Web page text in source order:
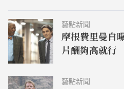
藝點新聞
摩根費里曼自
片酬夠高就行
藝點新聞